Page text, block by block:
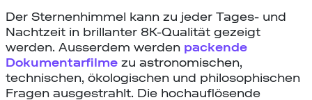
Der Sternenhimmel kann zu jeder Tages- und
Nachtzeit in brillanter 8K-Qualität gezeigt
werden. Ausserdem werden packende
Dokumentarfilme zu astronomischen,
technischen, ökologischen und philosophischen
Fragen ausgestrahlt. Die hochauflösende